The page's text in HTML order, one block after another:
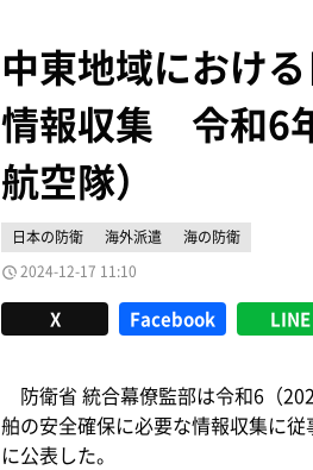
中東地域におけ
情報収集 令和6
航空隊）
日本の防衛 海外派遣
海の防衛
2024-12-17 11:10
X Facebook LINE
防衛省 統合幕僚監部は令和6（
舶の安全確保に必要な情報収集に
に公表した。